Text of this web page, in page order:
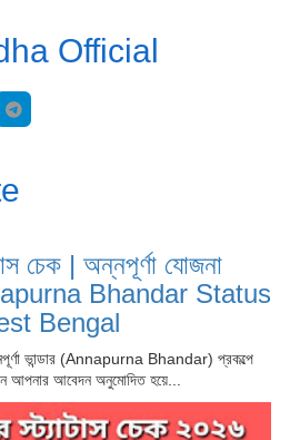
Official
চেক | অন্নপূর্ণা যোজনা
Bhandar Status
Bengal
ভান্ডার (Annapurna Bhandar) প্রকল্পে
আপনার আবেদন অনুমোদিত হয়ে...